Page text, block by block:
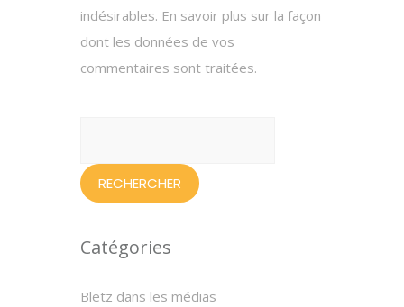
indésirables. En savoir plus sur la façon
dont les données de vos
commentaires sont traitées.
Catégories
Blëtz dans les médias